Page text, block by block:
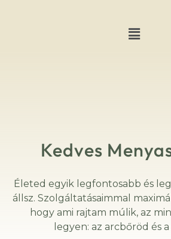
Kedves
Életed egyik legfontosabb és
állsz. Szolgáltatásaimmal
hogy ami rajtam múlik, az
legyen: az arcbőröd és